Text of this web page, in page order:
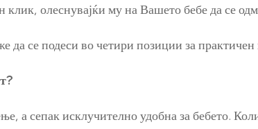
клик, олеснувајќи му на Вашето бебе да се
да се подеси во четири позиции за
а сепак исклучително удобна за бебето.